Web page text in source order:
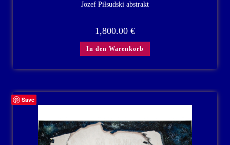
Jozef Piłsudski abstrakt
1,800.00 €
In den Warenkorb
Save